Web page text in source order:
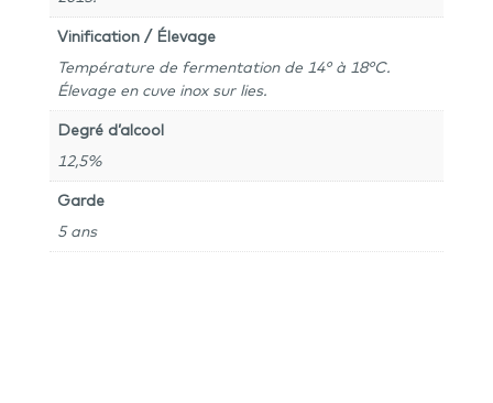
Vinification / Élevage
Température de fermentation de 14° à 18°C.
Élevage en cuve inox sur lies.
Degré d’alcool
12,5%
Garde
5 ans